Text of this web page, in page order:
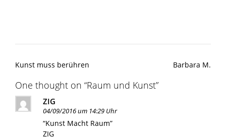
Post
Kunst muss berühren Barbara M.
One thought on “Raum und Kunst”
ZIG
04/09/2016 um 14:29 Uhr
“Kunst Macht Raum”
ZIG